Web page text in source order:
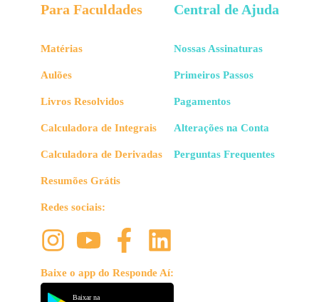
Para Faculdades
Matérias
Aulões
Livros Resolvidos
Calculadora de Integrais
Calculadora de Derivadas
Resumões Grátis
Redes sociais:
Baixe o app do Responde Aí:
Baixar na
Central de Ajuda
Nossas Assinaturas
Primeiros Passos
Pagamentos
Alterações na Conta
Perguntas Frequentes